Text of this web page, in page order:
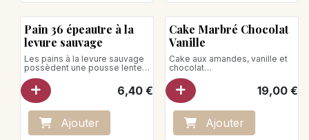
Pain 36 épeautre à la
levure sauvage
Les pains à la levure sauvage
possèdent une pousse lente
qui se prête à un levage
prolongé de 36 heures.
Poids net : 740g
6,40€
Ajouter
Cake Marbré Chocolat
Vanille
Cake aux amandes, vanille et
chocolat
pour 5-6 personnes
19,00€
Ajouter